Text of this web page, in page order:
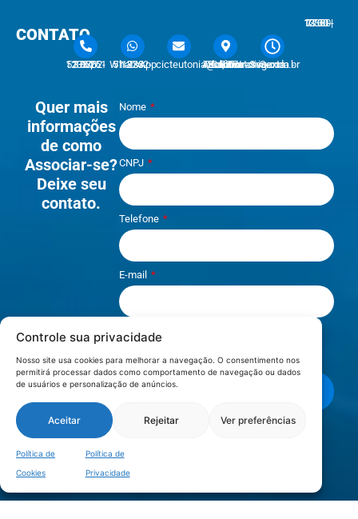
Controle sua privacidade
Nosso site usa cookies para melhorar a navegação. O consentimento nos
permitirá processar dados como comportamento de navegação ou dados
de usuários e personalização de anúncios.
Aceitar Rejeitar Ver preferências
Política de
Cookies
Política de
Privacidade
CONTATO
51 3762-1233 | 51 3762-1030 51 3762-1233 WhatsAppcicteutonia@cicteutonia.com.br
Rua Um Sul, 77 - Centro Administrativo Teutônia - RS Segunda - Sexta
7:30 - 12:00 | 13:30 - 17:30
Quer mais
informações
de como
Associar-se?
Deixe seu
contato.
Nome
CNPJ
Telefone
E-mail
Li e aceito os termos de
Privacidade
LOCALIZAÇÃO